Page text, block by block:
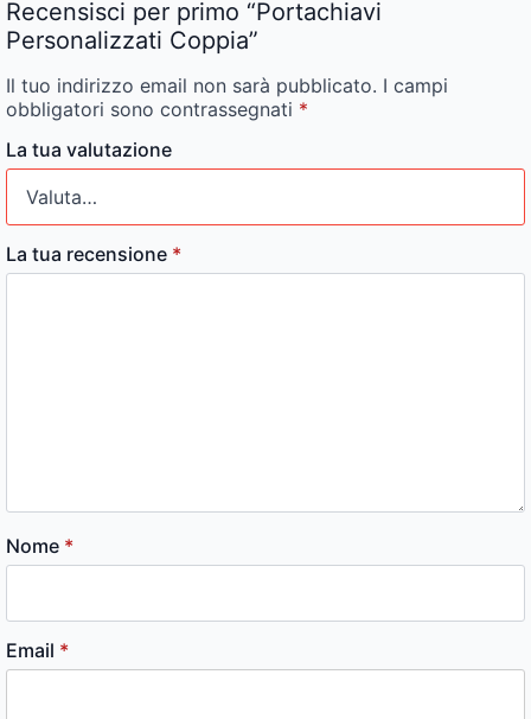
Recensisci per primo “Portachiavi
Personalizzati Coppia”
Il tuo indirizzo email non sarà pubblicato. I campi
obbligatori sono contrassegnati *
La tua valutazione
La tua recensione *
Nome *
Email *